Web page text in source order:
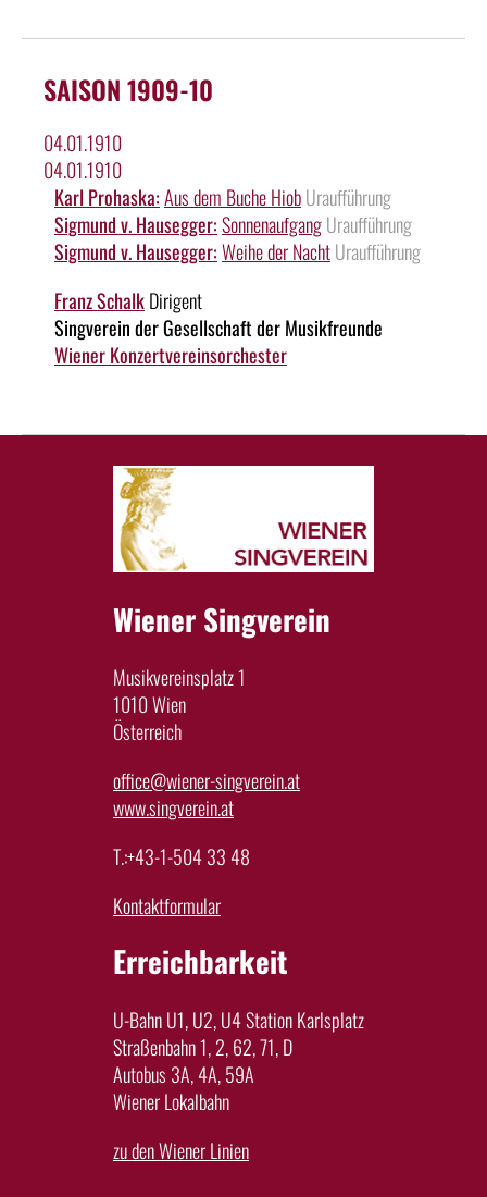
SAISON 1909-10
04.01.1910
04.01.1910
Karl Prohaska:Aus dem Buche HiobUraufführung
Sigmund v. Hausegger:SonnenaufgangUraufführung
Sigmund v. Hausegger:Weihe der NachtUraufführung
Franz SchalkDirigent
Singverein der Gesellschaft der Musikfreunde
Wiener Konzertvereinsorchester
Wiener Singverein
Musikvereinsplatz 1
1010 Wien
Österreich
office@wiener-singverein.at
www.singverein.at
T.:+43-1-504 33 48
Kontaktformular
Erreichbarkeit
U-Bahn U1, U2, U4 Station Karlsplatz
Straßenbahn 1, 2, 62, 71, D
Autobus 3A, 4A, 59A
Wiener Lokalbahn
zu den Wiener Linien